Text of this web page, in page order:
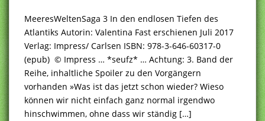
MeeresWeltenSaga 3 In den endlosen Tiefen des
Atlantiks Autorin: Valentina Fast erschienen Juli 2017
Verlag: Impress/ Carlsen ISBN: 978-3-646-60317-0
(epub) © Impress … *seufz* … Achtung: 3. Band der
Reihe, inhaltliche Spoiler zu den Vorgängern
vorhanden »Was ist das jetzt schon wieder? Wieso
können wir nicht einfach ganz normal irgendwo
hinschwimmen, ohne dass wir ständig […]